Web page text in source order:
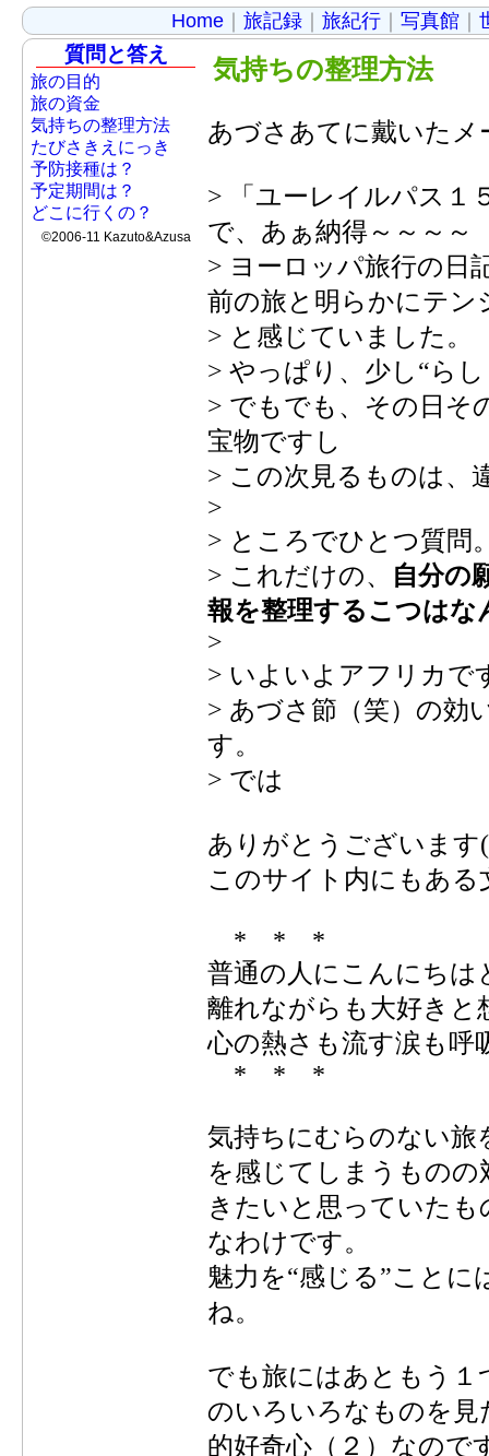
Home 旅記録 旅紀行 写真館
質問と答え
旅の目的
旅の資金
気持ちの整理方法
たびさきえにっき
予防接種は？
予定期間は？
どこに行くの？
©2006-11 Kazuto&Azusa
気持ちの整理方法
あづさあてに戴いたメ
> 「ユーレイルパス１
で、あぁ納得～～～～
> ヨーロッパ旅行の日
前の旅と明らかにテン
> と感じていました。
> やっぱり、少し“ら
> でもでも、その日そ
宝物ですし
> この次見るものは、
>
> ところでひとつ質問
> これだけの、
自分の
報を整理するこつはな
>
> いよいよアフリカで
> あづさ節（笑）の効
す。
> では
ありがとうございます
このサイト内にもある
* * *
普通の人にこんにちは
離れながらも大好きと
心の熱さも流す涙も呼
* * *
気持ちにむらのない旅
を感じてしまうものの
きたいと思っていた
なわけです。
魅力を“感じる”こと
ね。
でも旅にはあともう１
のいろいろなものを
的好奇心（２）なので